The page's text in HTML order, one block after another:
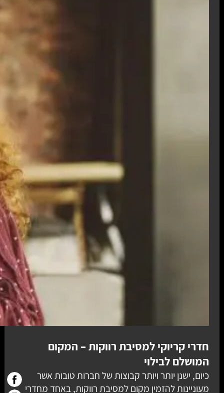
חדרי קריוקי למסיבת רווקות – המקום
המושלם לבילוי
כיום, ישנן יותר ויותר קבוצות של חברות טובות אשר
מעוניינות להזמין מקום למסיבת רווקות, באחד מחדרי